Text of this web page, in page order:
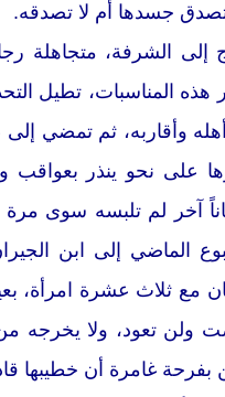
جسدها أم لا تصدقه.
إلى الشرفة، متجاهلة
هذه المناسبات، تطيل
وأقاربه، ثم تمضي
على نحو ينذر بعواقب
آخر لم تلبسه سوى مرة
الماضي إلى ابن
مع ثلاث عشرة امرأة،
ولن تعود، ولا يخرجه
بفرحة غامرة أن خطيبها